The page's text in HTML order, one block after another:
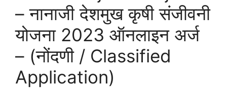
– नानाजी देशमुख कृषी संजीवनी
योजना 2023 ऑनलाइन अर्ज
– (नोंदणी / Classified
Application)